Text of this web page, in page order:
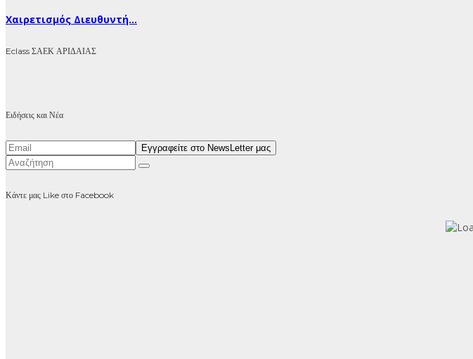
Χαιρετισμός Διευθυντή...
Eclass ΣΑΕΚ ΑΡΙΔΑΙΑΣ
Ειδήσεις και Νέα
Κάντε μας Like στο Facebook